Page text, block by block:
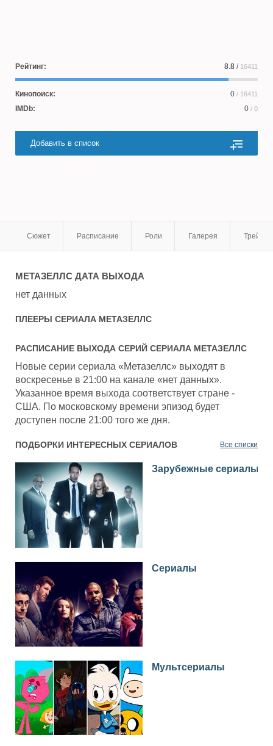
Рейтинг: 8.8 / 16411
Кинопоиск: 0 / 16411
IMDb: 0 / 0
Добавить в список
Сюжет Расписание Роли Галерея
МЕТАЗЕЛЛСДАТА ВЫХОДА
нет данных
ПЛЕЕРЫ СЕРИАЛА МЕТАЗЕЛЛС
РАСПИСАНИЕ ВЫХОДА СЕРИЙ СЕРИАЛА МЕТАЗЕЛЛС
Новые серии сериала «Метазеллс» выходят в
воскресенье в 21:00 на канале «нет данных».
Указанное время выхода соответствует стране -
США. По московскому времени эпизод будет
доступен после 21:00 того же дня.
ПОДБОРКИ ИНТЕРЕСНЫХ СЕРИАЛОВ Все списки
Зарубежные сериалы
Сериалы
Мультсериалы